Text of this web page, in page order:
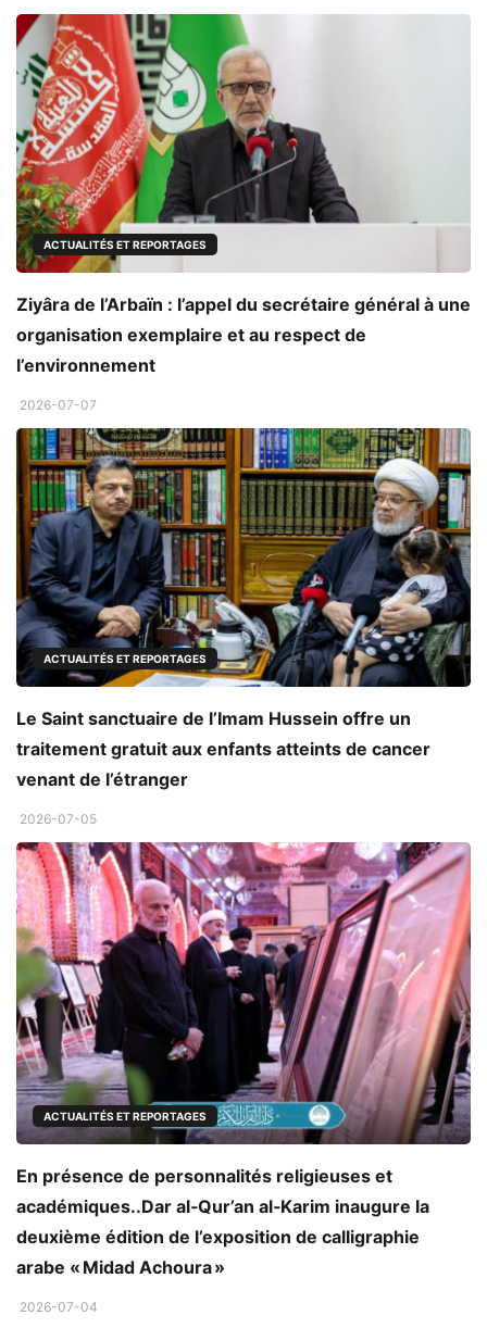
ACTUALITÉS ET REPORTAGES
Ziyâra de l’Arbaïn : l’appel du secrétaire général à une
organisation exemplaire et au respect de
l’environnement
2026-07-07
ACTUALITÉS ET REPORTAGES
Le Saint sanctuaire de l’Imam Hussein offre un
traitement gratuit aux enfants atteints de cancer
venant de l’étranger
2026-07-05
ACTUALITÉS ET REPORTAGES
En présence de personnalités religieuses et
académiques..Dar al‑Qur’an al‑Karim inaugure la
deuxième édition de l’exposition de calligraphie
arabe « Midad Achoura »
2026-07-04